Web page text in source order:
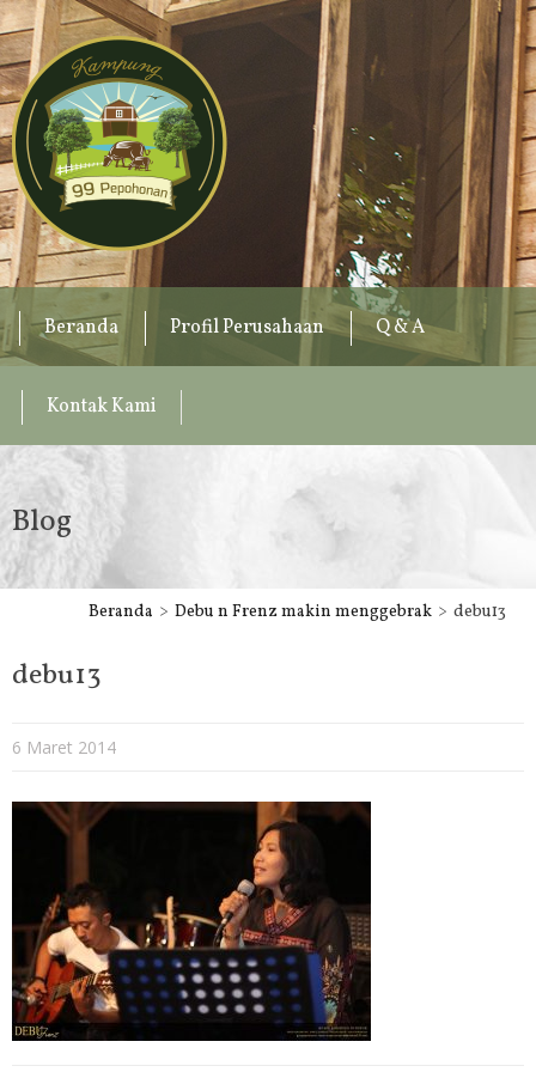
Beranda Profil Perusahaan Q & A
Kontak Kami
Blog
Beranda Debu n Frenz makin menggebrak debu13
debu13
6 Maret 2014